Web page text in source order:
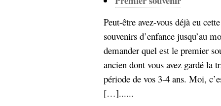
Peut-être avez-vous déjà eu
souvenirs d’enfance jusqu’au
demander quel est le premier
ancien dont vous avez gardé la
période de vos 3-4 ans. Moi,
[…]......